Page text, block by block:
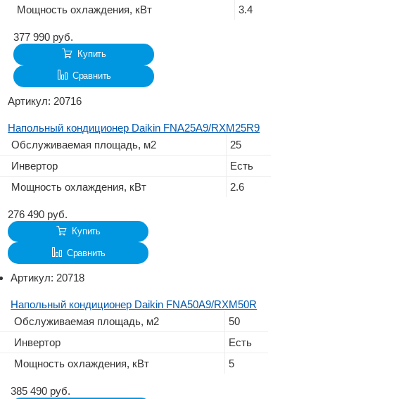
Мощность охлаждения, кВт
3.4
377 990 руб.
Купить
Сравнить
Артикул: 20716
Напольный кондиционер Daikin FNA25A9/RXM25R9
Обслуживаемая площадь, м2
25
Инвертор
Есть
Мощность охлаждения, кВт
2.6
276 490 руб.
Купить
Сравнить
Артикул: 20718
Напольный кондиционер Daikin FNA50A9/RXM50R
Обслуживаемая площадь, м2
50
Инвертор
Есть
Мощность охлаждения, кВт
5
385 490 руб.